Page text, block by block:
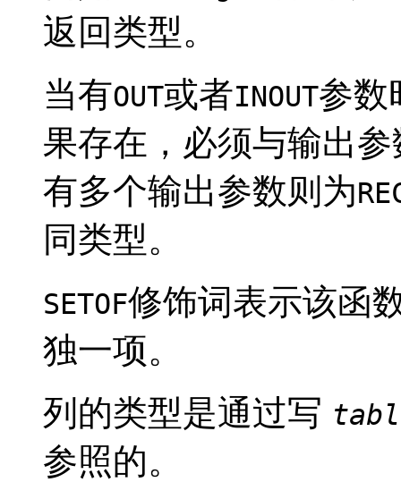
返回类型。
当有OUT或者INOUT参数
果存在，必须与输出
有多个输出参数则为
同类型。
SETOF修饰词表示该函
独一项。
列的类型是通过写
参照的。